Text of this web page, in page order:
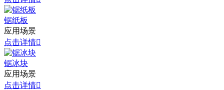
锯纸板
应用场景
点击详情
锯冰块
应用场景
点击详情